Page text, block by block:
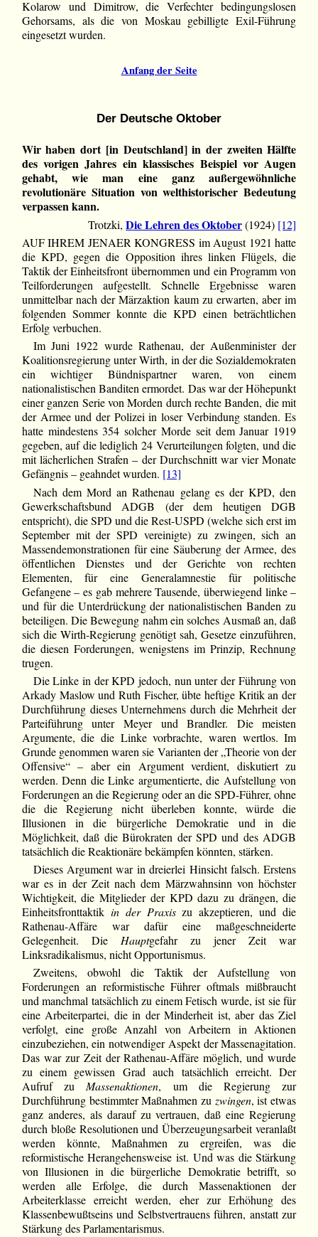
Kolarow und Dimitrow, die Verfechter bedingungslosen
Gehorsams, als die von Moskau gebilligte Exil-Führung
eingesetzt wurden.
Anfang der Seite
Der Deutsche Oktober
Wir haben dort [in Deutschland] in der zweiten Hälfte
des vorigen Jahres ein klassisches Beispiel vor Augen
gehabt, wie man eine ganz außergewöhnliche
revolutionäre Situation von welthistorischer Bedeutung
verpassen kann.
Trotzki,Die Lehren des Oktober(1924) [12]
AUF IHREM JENAER KONGRESS im August 1921 hatte
die KPD, gegen die Opposition ihres linken Flügels, die
Taktik der Einheitsfront übernommen und ein Programm von
Teilforderungen aufgestellt. Schnelle Ergebnisse waren
unmittelbar nach der Märzaktion kaum zu erwarten, aber im
folgenden Sommer konnte die KPD einen beträchtlichen
Erfolg verbuchen.
Im Juni 1922 wurde Rathenau, der Außenminister der
Koalitionsregierung unter Wirth, in der die Sozialdemokraten
ein wichtiger Bündnispartner waren, von einem
nationalistischen Banditen ermordet. Das war der Höhepunkt
einer ganzen Serie von Morden durch rechte Banden, die mit
der Armee und der Polizei in loser Verbindung standen. Es
hatte mindestens 354 solcher Morde seit dem Januar 1919
gegeben, auf die lediglich 24 Verurteilungen folgten, und die
mit lächerlichen Strafen – der Durchschnitt war vier Monate
Gefängnis – geahndet wurden. [13]
Nach dem Mord an Rathenau gelang es der KPD, den
Gewerkschaftsbund ADGB (der dem heutigen DGB
entspricht), die SPD und die Rest-USPD (welche sich erst im
September mit der SPD vereinigte) zu zwingen, sich an
Massendemonstrationen für eine Säuberung der Armee, des
öffentlichen Dienstes und der Gerichte von rechten
Elementen, für eine Generalamnestie für politische
Gefangene – es gab mehrere Tausende, überwiegend linke –
und für die Unterdrückung der nationalistischen Banden zu
beteiligen. Die Bewegung nahm ein solches Ausmaß an, daß
sich die Wirth-Regierung genötigt sah, Gesetze einzuführen,
die diesen Forderungen, wenigstens im Prinzip, Rechnung
trugen.
Die Linke in der KPD jedoch, nun unter der Führung von
Arkady Maslow und Ruth Fischer, übte heftige Kritik an der
Durchführung dieses Unternehmens durch die Mehrheit der
Parteiführung unter Meyer und Brandler. Die meisten
Argumente, die die Linke vorbrachte, waren wertlos. Im
Grunde genommen waren sie Varianten der „Theorie von der
Offensive“ – aber ein Argument verdient, diskutiert zu
werden. Denn die Linke argumentierte, die Aufstellung von
Forderungen an die Regierung oder an die SPD-Führer, ohne
die die Regierung nicht überleben konnte, würde die
Illusionen in die bürgerliche Demokratie und in die
Möglichkeit, daß die Bürokraten der SPD und des ADGB
tatsächlich die Reaktionäre bekämpfen könnten, stärken.
Dieses Argument war in dreierlei Hinsicht falsch. Erstens
war es in der Zeit nach dem Märzwahnsinn von höchster
Wichtigkeit, die Mitglieder der KPD dazu zu drängen, die
Einheitsfronttaktik in der Praxiszu akzeptieren, und die
Rathenau-Affäre war dafür eine maßgeschneiderte
Gelegenheit. Die Hauptgefahr zu jener Zeit war
Linksradikalismus, nicht Opportunismus.
Zweitens, obwohl die Taktik der Aufstellung von
Forderungen an reformistische Führer oftmals mißbraucht
und manchmal tatsächlich zu einem Fetisch wurde, ist sie für
eine Arbeiterpartei, die in der Minderheit ist, aber das Ziel
verfolgt, eine große Anzahl von Arbeitern in Aktionen
einzubeziehen, ein notwendiger Aspekt der Massenagitation.
Das war zur Zeit der Rathenau-Affäre möglich, und wurde
zu einem gewissen Grad auch tatsächlich erreicht. Der
Aufruf zuMassenaktionen, um die Regierung zur
Durchführung bestimmter Maßnahmen zu zwingen, ist etwas
ganz anderes, als darauf zu vertrauen, daß eine Regierung
durch bloße Resolutionen und Überzeugungsarbeit veranlaßt
werden könnte, Maßnahmen zu ergreifen, was die
reformistische Herangehensweise ist. Und was die Stärkung
von Illusionen in die bürgerliche Demokratie betrifft, so
werden alle Erfolge, die durch Massenaktionen der
Arbeiterklasse erreicht werden, eher zur Erhöhung des
Klassenbewußtseins und Selbstvertrauens führen, anstatt zur
Stärkung des Parlamentarismus.